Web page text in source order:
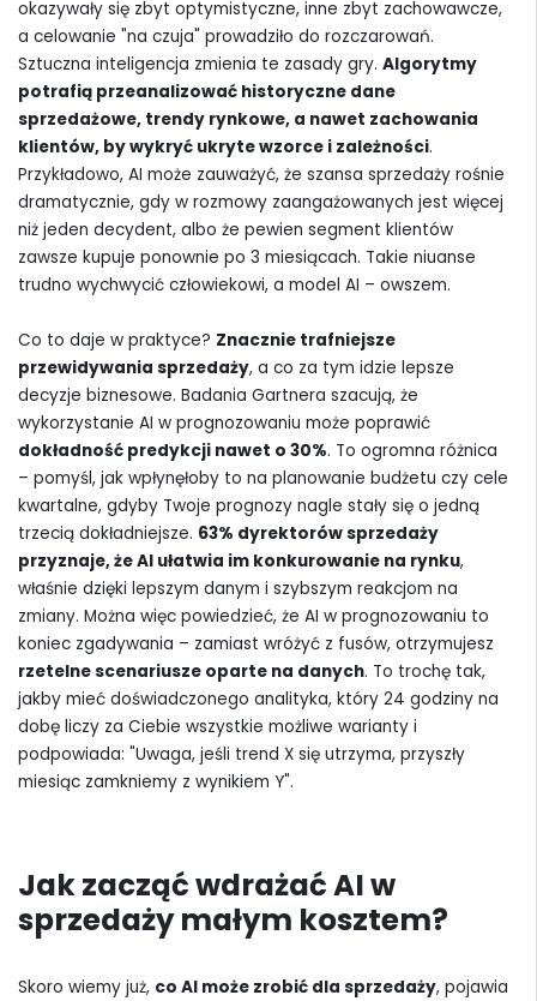
okazywały się zbyt optymistyczne, inne zbyt zachowawcze,
a celowanie "na czuja" prowadziło do rozczarowań.
Sztuczna inteligencja zmienia te zasady gry. Algorytmy
potrafią przeanalizować historyczne dane
sprzedażowe, trendy rynkowe, a nawet zachowania
klientów, by wykryć ukryte wzorce i zależności.
Przykładowo, AI może zauważyć, że szansa sprzedaży rośnie
dramatycznie, gdy w rozmowy zaangażowanych jest więcej
niż jeden decydent, albo że pewien segment klientów
zawsze kupuje ponownie po 3 miesiącach. Takie niuanse
trudno wychwycić człowiekowi, a model AI – owszem.
Co to daje w praktyce? Znacznie trafniejsze
przewidywania sprzedaży, a co za tym idzie lepsze
decyzje biznesowe. Badania Gartnera szacują, że
wykorzystanie AI w prognozowaniu może poprawić
dokładność predykcji nawet o 30%. To ogromna różnica
– pomyśl, jak wpłynęłoby to na planowanie budżetu czy cele
kwartalne, gdyby Twoje prognozy nagle stały się o jedną
trzecią dokładniejsze. 63% dyrektorów sprzedaży
przyznaje, że AI ułatwia im konkurowanie na rynku,
właśnie dzięki lepszym danym i szybszym reakcjom na
zmiany. Można więc powiedzieć, że AI w prognozowaniu to
koniec zgadywania – zamiast wróżyć z fusów, otrzymujesz
rzetelne scenariusze oparte na danych. To trochę tak,
jakby mieć doświadczonego analityka, który 24 godziny na
dobę liczy za Ciebie wszystkie możliwe warianty i
podpowiada: "Uwaga, jeśli trend X się utrzyma, przyszły
miesiąc zamkniemy z wynikiem Y".
Jak zacząć wdrażać AI w
sprzedaży małym kosztem?
Skoro wiemy już, co AI może zrobić dla sprzedaży, pojawia